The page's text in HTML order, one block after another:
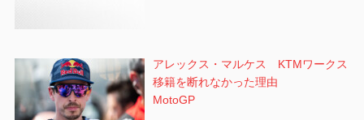
アレックス・マルケス KTMワークス
移籍を断れなかった理由
MotoGP